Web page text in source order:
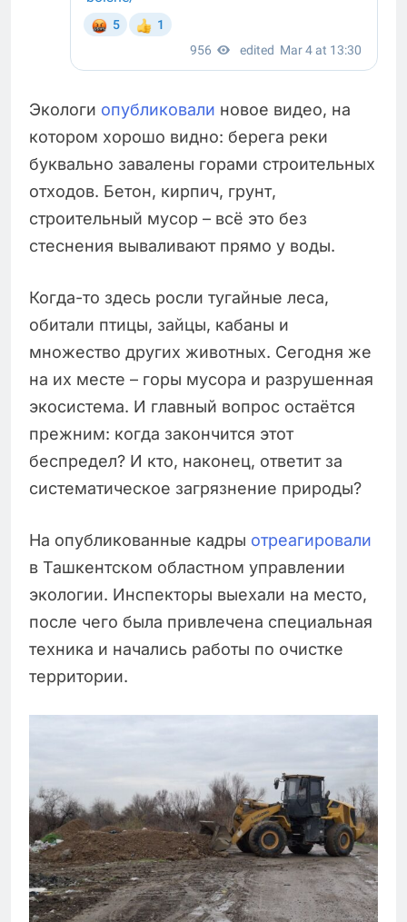
Экологи опубликовали новое видео, на
котором хорошо видно: берега реки
буквально завалены горами строительных
отходов. Бетон, кирпич, грунт,
строительный мусор – всё это без
стеснения вываливают прямо у воды.
Когда-то здесь росли тугайные леса,
обитали птицы, зайцы, кабаны и
множество других животных. Сегодня же
на их месте – горы мусора и разрушенная
экосистема. И главный вопрос остаётся
прежним: когда закончится этот
беспредел? И кто, наконец, ответит за
систематическое загрязнение природы?
На опубликованные кадры отреагировали
в Ташкентском областном управлении
экологии. Инспекторы выехали на место,
после чего была привлечена специальная
техника и начались работы по очистке
территории.